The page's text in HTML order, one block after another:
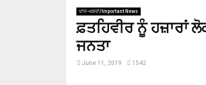
ਖਾਸ-ਖਬਰਾਂ/Important News
ਫ਼ਤਹਿਵੀਰ ਨੂੰ ਹਜ਼ਾਰਾਂ
ਜਨਤਾ
June 11, 2019 1542